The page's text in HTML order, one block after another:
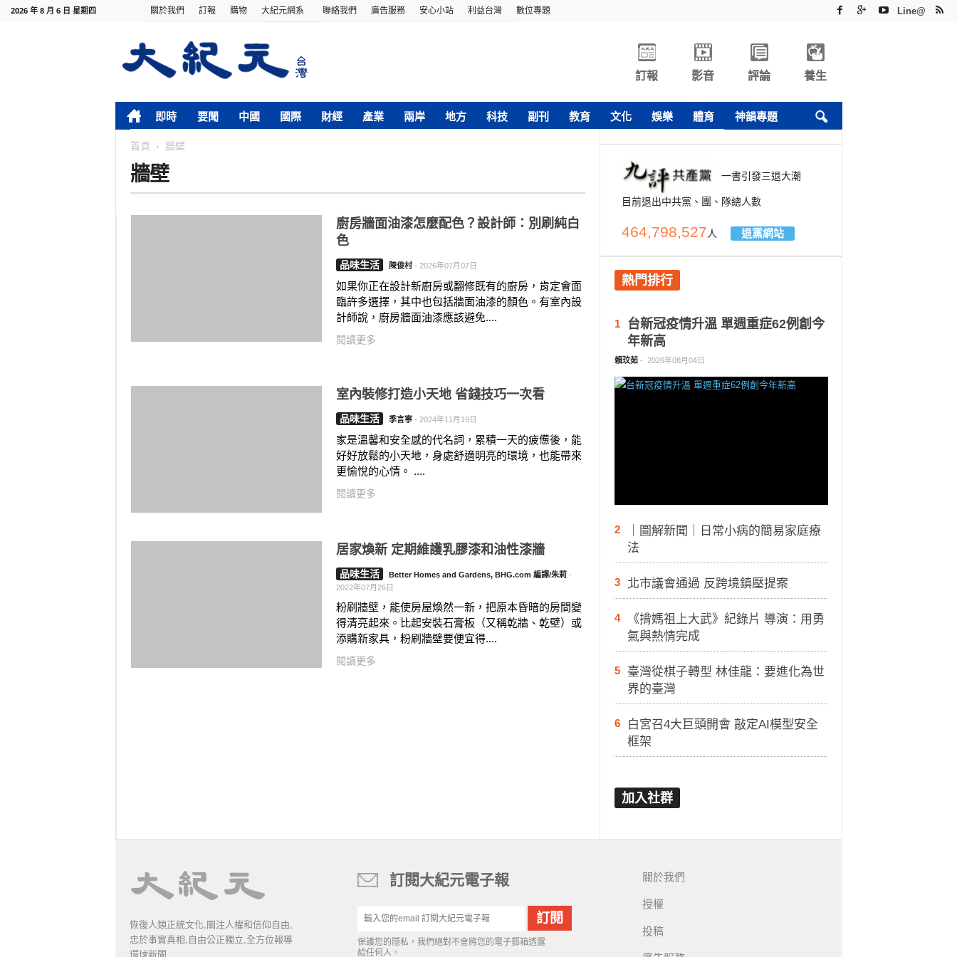
2026 年 8 月 6 日 星期四 關於我們 訂報 購物 大紀元網系 聯絡我們 廣告服務 安心小站 利益台灣 數位專題 Line@
訂報 影音 評論 養生
即時 要聞 中國 國際 財經 產業 兩岸 地方 科技 副刊 教育 文化 娛樂 體育 神韻專題
首頁 牆壁
牆壁
廚房牆面油漆怎麼配色？設計師：別刷純白
色
品味生活 陳俊村 - 2026年07月07日
如果你正在設計新廚房或翻修既有的廚房，肯定會面
臨許多選擇，其中也包括牆面油漆的顏色。有室內設
計師說，廚房牆面油漆應該避免....
閱讀更多
室內裝修打造小天地 省錢技巧一次看
品味生活 季言寧 - 2024年11月19日
家是溫馨和安全感的代名詞，累積一天的疲憊後，能
好好放鬆的小天地，身處舒適明亮的環境，也能帶來
更愉悅的心情。 ....
閱讀更多
居家煥新 定期維護乳膠漆和油性漆牆
品味生活 Better Homes and Gardens, BHG.com 編譯/朱莉 -
2022年07月26日
粉刷牆壁，能使房屋煥然一新，把原本昏暗的房間變
得清亮起來。比起安裝石膏板（又稱乾牆、乾壁）或
添購新家具，粉刷牆壁要便宜得....
閱讀更多
一書引發三退大潮
目前退出中共黨、團、隊總人數
464,798,527人 退黨網站
熱門排行
1
台新冠疫情升溫 單週重症62例創今
年新高
賴玟茹 - 2026年08月04日
2
｜圖解新聞｜日常小病的簡易家庭療
法
3 北市議會通過 反跨境鎮壓提案
4
《揹媽祖上大武》紀錄片 導演：用勇
氣與熱情完成
5
臺灣從棋子轉型 林佳龍：要進化為世
界的臺灣
6
白宮召4大巨頭開會 敲定AI模型安全
框架
加入社群
恢復人類正統文化,關注人權和信仰自由,
忠於事實真相,自由公正獨立,全方位報導
環球新聞
訂閱大紀元電子報
保護您的隱私，我們絕對不會將您的電子郵箱透露
給任何人。
關於我們
授權
投稿